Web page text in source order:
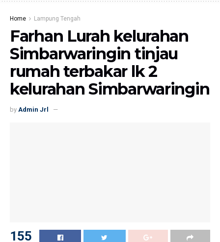
Home Lampung Tengah
Farhan Lurah kelurahan
Simbarwaringin tinjau
rumah terbakar lk 2
kelurahan Simbarwaringin
by Admin Jrl
155